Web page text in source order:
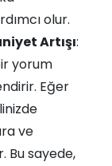
olur.
Artışı:
yorum
Eğer
ve
Bu sayede,